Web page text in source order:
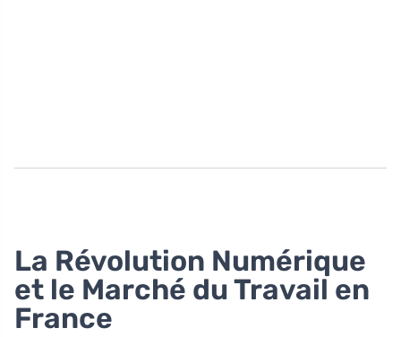
La Révolution Numérique
et le Marché du Travail en
France